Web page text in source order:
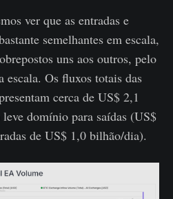
ver que as entradas e
semelhantes em escala,
uns aos outros, pelo
escala. Os fluxos totais das
cerca de US$ 2,1
domínio para saídas (US$
de US$ 1,0 bilhão/dia).